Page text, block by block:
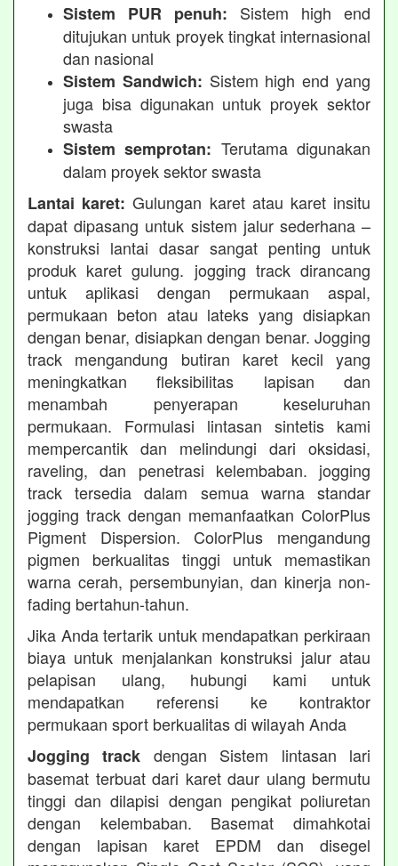
Sistem PUR penuh: Sistem high end
ditujukan untuk proyek tingkat internasional
dan nasional
Sistem Sandwich: Sistem high end yang
juga bisa digunakan untuk proyek sektor
swasta
Sistem semprotan: Terutama digunakan
dalam proyek sektor swasta
Lantai karet: Gulungan karet atau karet insitu
dapat dipasang untuk sistem jalur sederhana –
konstruksi lantai dasar sangat penting untuk
produk karet gulung. jogging track dirancang
untuk aplikasi dengan permukaan aspal,
permukaan beton atau lateks yang disiapkan
dengan benar, disiapkan dengan benar. Jogging
track mengandung butiran karet kecil yang
meningkatkan fleksibilitas lapisan dan
menambah penyerapan keseluruhan
permukaan. Formulasi lintasan sintetis kami
mempercantik dan melindungi dari oksidasi,
raveling, dan penetrasi kelembaban. jogging
track tersedia dalam semua warna standar
jogging track dengan memanfaatkan ColorPlus
Pigment Dispersion. ColorPlus mengandung
pigmen berkualitas tinggi untuk memastikan
warna cerah, persembunyian, dan kinerja non-
fading bertahun-tahun.
Jika Anda tertarik untuk mendapatkan perkiraan
biaya untuk menjalankan konstruksi jalur atau
pelapisan ulang, hubungi kami untuk
mendapatkan referensi ke kontraktor
permukaan sport berkualitas di wilayah Anda
Jogging track dengan Sistem lintasan lari
basemat terbuat dari karet daur ulang bermutu
tinggi dan dilapisi dengan pengikat poliuretan
dengan kelembaban. Basemat dimahkotai
dengan lapisan karet EPDM dan disegel